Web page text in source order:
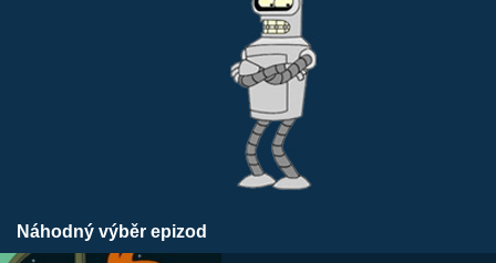
Náhodný výběr epizod